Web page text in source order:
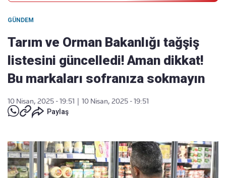
GÜNDEM
Tarım ve Orman Bakanlığı tağşiş
listesini güncelledi! Aman dikkat!
Bu markaları sofranıza sokmayın
10 Nisan, 2025 - 19:51
10 Nisan, 2025 - 19:51
Paylaş